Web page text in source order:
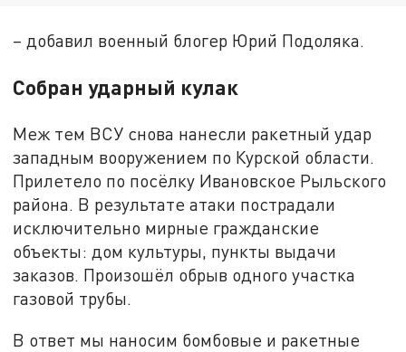
– добавил военный блогер Юрий Подоляка.
Собран ударный кулак
Меж тем ВСУ снова нанесли ракетный удар
западным вооружением по Курской области.
Прилетело по посёлку Ивановское Рыльского
района. В результате атаки пострадали
исключительно мирные гражданские
объекты: дом культуры, пункты выдачи
заказов. Произошёл обрыв одного участка
газовой трубы.
В ответ мы наносим бомбовые и ракетные